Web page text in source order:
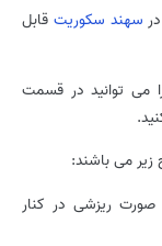
سهند سکوریت قابل
می توانید در قسمت
می باشند:
صورت ریزشی در کنار